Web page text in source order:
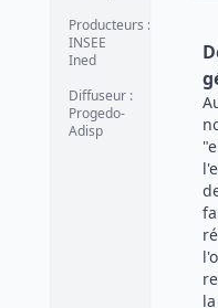
Producteurs :
INSEE
Ined
Diffuseur :
Progedo-
Adisp